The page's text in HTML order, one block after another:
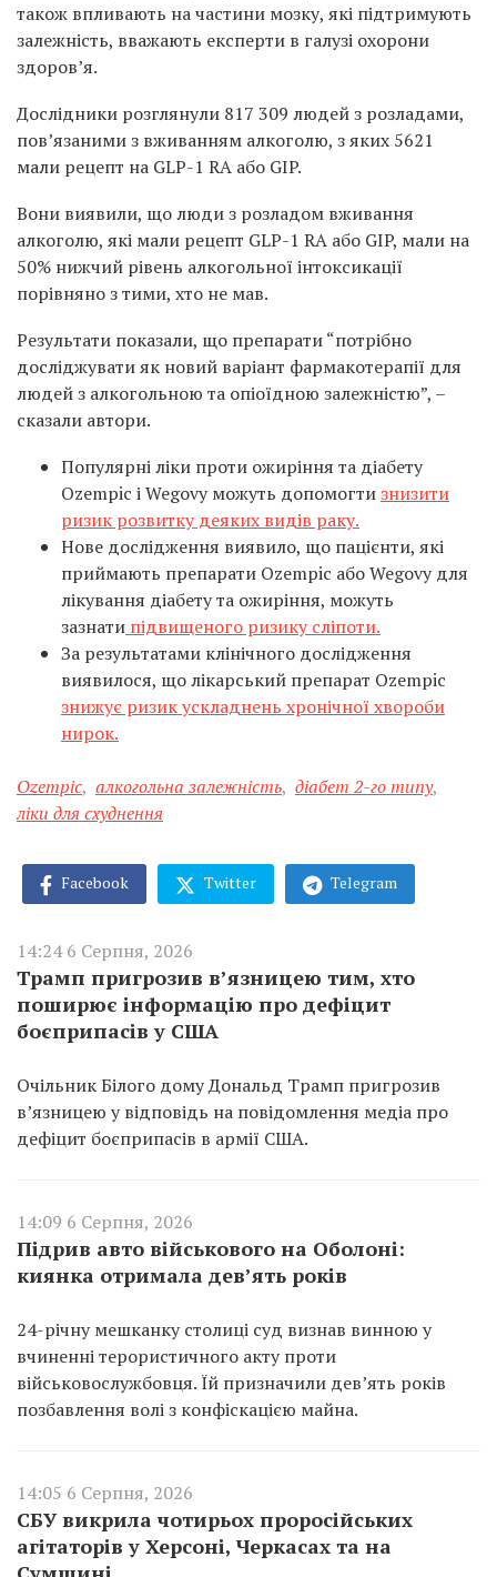
також впливають на частини мозку, які підтримують
залежність, вважають експерти в галузі охорони
здоров’я.
Дослідники розглянули 817 309 людей з розладами,
пов’язаними з вживанням алкоголю, з яких 5621
мали рецепт на GLP-1 RA або GIP.
Вони виявили, що люди з розладом вживання
алкоголю, які мали рецепт GLP-1 RA або GIP, мали на
50% нижчий рівень алкогольної інтоксикації
порівняно з тими, хто не мав.
Результати показали, що препарати “потрібно
досліджувати як новий варіант фармакотерапії для
людей з алкогольною та опіоїдною залежністю”, –
сказали автори.
Популярні ліки проти ожиріння та діабету
Ozempic і Wegovy можуть допомогтизнизити
ризик розвитку деяких видів раку.
Нове дослідження виявило, що пацієнти, які
приймають препарати Ozempic або Wegovy для
лікування діабету та ожиріння, можуть
зазнати підвищеного ризику сліпоти.
За результатами клінічного дослідження
виявилося, що лікарський препарат Ozempic
знижує ризик ускладнень хронічної хвороби
нирок.
Ozempic, алкогольна залежність, діабет 2-го типу,
ліки для схуднення
Facebook Twitter Telegram
14:24 6 Серпня, 2026
Трамп пригрозив в’язницею тим, хто
поширює інформацію про дефіцит
боєприпасів у США
Очільник Білого дому Дональд Трамп пригрозив
в’язницею у відповідь на повідомлення медіа про
дефіцит боєприпасів в армії США.
14:09 6 Серпня, 2026
Підрив авто військового на Оболоні:
киянка отримала дев’ять років
24-річну мешканку столиці суд визнав винною у
вчиненні терористичного акту проти
військовослужбовця. Їй призначили дев’ять років
позбавлення волі з конфіскацією майна.
14:05 6 Серпня, 2026
СБУ викрила чотирьох проросійських
агітаторів у Херсоні, Черкасах та на